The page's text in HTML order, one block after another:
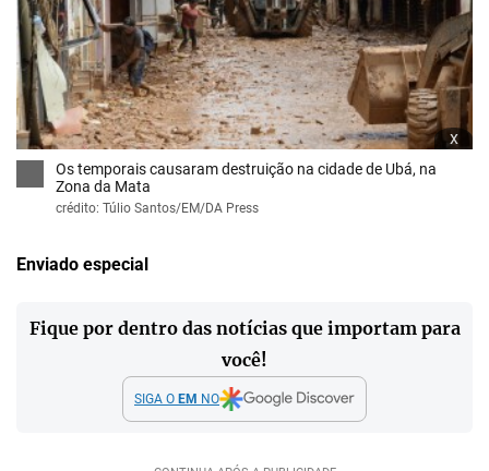
x
Os temporais causaram destruição na cidade de Ubá, na
Zona da Mata
crédito: Túlio Santos/EM/DA Press
Enviado especial
Fique por dentro das notícias que importam para
você!
SIGA O EM NO